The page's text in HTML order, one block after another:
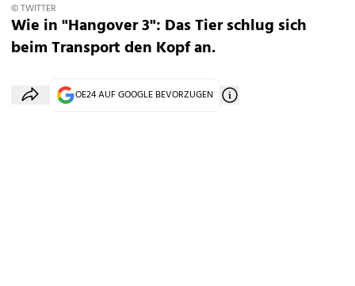
© TWITTER
Wie in "Hangover 3": Das Tier schlug sich
beim Transport den Kopf an.
OE24 AUF GOOGLE BEVORZUGEN